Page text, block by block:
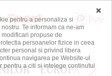
EUROPA
×
pentru a personaliza si
Te informam ca ne-am
propuse de
persoanelor fizice in ceea
personal si privind libera
navigarea pe Website-ul
a citi si intelege continutul